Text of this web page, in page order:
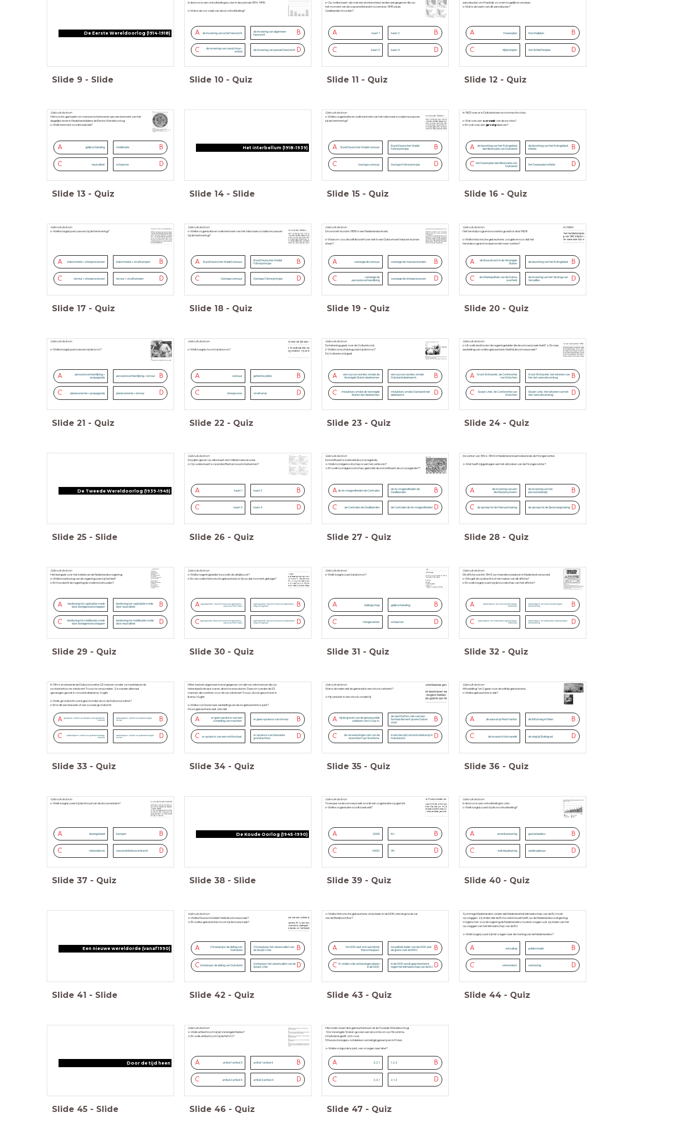
De Eerste Wereldoorlog (1914-1918)
Slide 9 - Slide
In de bron is een ontwikkeling te zien in de periode 1914-1918.
▻Wat is de oorzaak van deze ontwikkeling?
A de invoering van actief kiesrecht B
de invoering van algemeen
kiesrecht
C
de invoering van caoutchouc-
artikel
D
de invoering van passief kiesrecht
Slide 10 - Quiz
▻Op welke kaart zijn met een donkere kleur landen aangegeven die op
hetmoment van de wapenstilstand in november 1918 bij de
Geallieerdenhoorden?
A kaart 1 B
kaart 2
C kaart 3 D
kaart 4
Slide 11 - Quiz
aanvalsplan om Frankrijk zo snel mogelijk te verslaan.
▻Wat is de naam van dit aanvalsplan?
A Dawesplan B
Marshallplan
C Vijfjarenplan D
Von Schlieffenplan
Slide 12 - Quiz
Gebruik de bron
Het bord is gemaakt om mensen te herinneren aan een kenmerk van het
dagelijks leven in Nederland tijdens de Eerste Wereldoorlog.
▻Welk kenmerk wordt bedoeld?
A gelijkschakeling B
mobilisatie
C neutraliteit D
schaarste
Slide 13 - Quiz
Het interbellum (1918-1939)
Slide 14 - Slide
Gebruik de bron
▻Welke organisatie en welk kenmerk van het nationaal-socialisme passen
bij de herinnering?
A Bund Deutscher Mädel censuur B
Bund Deutscher Mädel
Führerprincipe
C Gestapo censuur D
Gestapo Führerprincipe
Slide 15 - Quiz
In 1923 was er in Duitsland een economische crisis.
▻Wat was een oorzaak van deze crisis?
▻En wat was eengevolgdaarvan?
A
de bezetting van het Ruhrgebied
demilitarisatie van Duitsland
B
de bezetting van het Ruhrgebied
inflatie
C
het Dawesplan demilitarisatie van
Duitsland
D
het Dawesplan inflatie
Slide 16 - Quiz
Gebruik de bron
▻Welke begrippen passen bij de herinnering?
A indoctrinatie + showprocessen B
indoctrinatie + strafkampen
C terreur + showprocessen D
terreur + strafkampen
Slide 17 - Quiz
Gebruik de bron
▻Welke organisatie en welk kenmerk van het nationaal-socialisme passen
bij de herinnering?
A Bund Deutscher Mädel censuur B
Bund Deutscher Mädel
Führerprincipe
C Gestapo censuur D
Gestapo Führerprincipe
Slide 18 - Quiz
Gebruik de bron
Deze brief stond in 1938 in een Nederlandse krant.
▻Waarom zou dezelfde brief toen niet in een Duitse krant hebben kunnen
staan?
A vanwege de censuur B
vanwege de massamoorden
C
vanwege de
persoonsverheerlijking
D
vanwege de showprocessen
Slide 19 - Quiz
Gebruik de bron
Het herstelprogramma werkte goed tot eind 1929.
▻Welke historische gebeurtenis zorgde ervoor dat het
herstelprogramma daarna niet meer werkte?
A
de Beurskrach in de Verenigde
Staten
B
de bezetting van het Ruhrgebied
C
de inflatiepolitiek van de Duitse
overheid
D
de invoering van het Verdrag van
Versailles
Slide 20 - Quiz
Gebruik de bron
▻Welke begrippen passen bij de bron?
A
persoonsverheerlijking +
propaganda
B
persoonsverheerlijking + terreur
C planeconomie + propaganda D
planeconomie + terreur
Slide 21 - Quiz
Gebruik de bron
▻Welk begrip hoort bij de bron?
A censuur B
geheime politie
C showproces D
strafkamp
Slide 22 - Quiz
Gebruik de bron
De tekening gaat over de Volkenbond.
▻Welke omschrijving past bij de bron?
De Volkenbond gaat
A
een succes worden, omdat de
Verenigde Staten deelnemen.
B
een succes worden, omdat
Duitsland deelneemt.
C
mislukken, omdat de Verenigde
Staten niet deelnemen.
D
mislukken, omdat Duitsland niet
deelneemt.
Slide 23 - Quiz
Gebruik de bron
▻Uit welk land kwam de regeringsleider die deze toespraak hield? ▻En naar
aanleiding van welke gebeurtenis hield hij deze toespraak?
A
Groot-Brittannië; de Conferentie
van München
B
Groot-Brittannië; het tekenen van
het niet-aanvalsverdrag
C
Sovjet-Unie; de Conferentie van
München
D
Sovjet-Unie; het tekenen van het
niet-aanvalsverdrag
Slide 24 - Quiz
De Tweede Wereldoorlog (1939-1945)
Slide 25 - Slide
Gebruik de bron
De pijlen geven op elke kaart een militaire aanval weer.
▻Op welke kaart is operatie Barbarossa te herkennen?
A kaart 1 B
kaart 2
C kaart 3 D
kaart 4
Slide 26 - Quiz
Gebruik de bron
De briefkaart is bedoeld als propaganda.
▻Welk bondgenootschap is aan het verliezen?
▻En welk bondgenootschap gebruikt deze briefkaart als propaganda??
A de As-mogendheden de Centralen B
de As-mogendheden de
Geallieerden
C de Centralen de Geallieerden D
de Centralen de As-mogendheden
Slide 27 - Quiz
De winter van 1944-1945 in Nederland staat bekend als de Hongerwinter.
▻Wat heeft bijgedragen aan het uitbreken van de Hongerwinter?
A
de invoering van een
distributiesysteem
B
de invoering van het
persoonsbewijs
C de oproep tot de Februaristaking D
de oproep tot de Spoorwegstaking
Slide 28 - Quiz
Gebruik de bron
Het lied gaat over het beleid van de Nederlandse regering.
▻Welke beslissing van de regering past bij het lied?
▻En hoe dacht de regering de vrede te behouden?
A
beslissing tot capitulatie vrede
door bondgenootschappen
B
beslissing tot capitulatie vrede
door neutraliteit
C
beslissing tot mobilisatie vrede
door bondgenootschappen
D
beslissing tot mobilisatie vrede
door neutraliteit
Slide 29 - Quiz
Gebruik de bron
▻Welke regeringsleider bezoekt de uitkijkpost?
▻En van welke historische gebeurtenis is hij op dat moment getuige?
A regeringsleider : Churchill historische gebeurtenis :
aanval op Pearl Harbor
B
regeringsleider: Churchill historische gebeurtenis:
Slag om Engeland
C regeringsleider: Roosevelt historische gebeurtenis :
aanval op Pearl Harbor
D
regeringsleider: Roosevelt historische gebeurtenis:
Slag om Engeland
Slide 30 - Quiz
Gebruik de bron
▻Welk begrip past bij de bron?
A ballingschap B
gelijkschakeling
C Hongerwinter D
schaarste
Slide 31 - Quiz
Gebruik de bron
Dit affiche werd in 1943 op meerdere plaatsen in Nederland verspreid.
▻Wie gaf de opdracht tot het maken van dit affiche?
▻En welk begrip past bij de boodschap van het affiche?
A
opdrachtgever: de Duitse bezetter begrip:
mobilisatie
B
opdrachtgever: de Duitse bezetter begrip:
tewerkstelling
C
opdrachtgever: de Nederlandse regering begrip:
mobilisatie
D
opdrachtgever: de Nederlandse regering begrip:
tewerkstelling
Slide 32 - Quiz
In 1944 arresteerde de Duitse bezetter 23 mannen omdat ze meehielpen de
protestantse verzetskrant Trouw te verspreiden. Ze werden allemaal
gevangen gezet in concentratiekamp Vught.
▻Welk grondrecht werd geschonden door de Duitse bezetter?
▻En is dit een klassiek of een sociaal grondrecht
A
grondrecht: vrijheid van drukpers soort grondrecht:
klassiek
B
opdrachtgever: vrijheid van drukpers begrip:
sociaal
C
opdrachtgever: vrijheid van godsdienst begrip:
klassiek
D
opdrachtgever: vrijheid van godsdienst begrip:
sociaal
Slide 33 - Quiz
Hitler had een algemeen bevel gegeven om alle verzetsmensen die op
heterdaad betrapt waren, direct te executeren. Daarom werden de 23
mannen, die werkten voor de verzetskrant Trouw, dood-geschoten in
Kamp Vught.
▻Welke conclusie naar aanleiding van deze gebeurtenis is juist?
Deze gebeurtenis laat zien dat
▻Welk grondrecht werd geschonden door de Duitse bezetter?
▻En is dit een klassiek of een sociaal grondrecht
A
er geen sprake is van een
scheiding van machten.
B
er geen sprake is van terreur.
C er sprake is van een rechtsstaat. D
er sprake is van klassieke
grondrechten.
Slide 34 - Quiz
Gebruik de bron
Wat is de reden dat de generaal in een shock verkeert?
▻Hij verkeert in een shock omdat hij
A
bij de graven van de gesneuvelde
soldaten van D-Day is.
B
de slachtoffers ziet van een
bombardement op een Duitse
stad.
C
de verwoestingen ziet van de
atoombom op Hiroshima.
D
in een bevrijd concentratiekamp in
Duitsland is.
Slide 35 - Quiz
Gebruik de bron
Afbeelding 1 en 2 gaan over dezelfde gebeurtenis.
▻Welke gebeurtenis is dat?
A de aanval op Pearl Harbor B
de Blitzkrieg in Polen
C de invasie in Normandië D
de slag bij Stalingrad
Slide 36 - Quiz
Gebruik de bron
▻Welk begrip past bij de inhoud van de documentaire?
A dwangarbeid B
kampen
C nationalisme D
soevereiniteitsoverdracht
Slide 37 - Quiz
De Koude Oorlog (1945-1990)
Slide 38 - Slide
Gebruik de bron
Twee jaar na deze toespraak wordt een organisatie opgericht.
▻Welke organisatie wordt bedoeld?
A EGKS B
EU
C NAVO D
VN
Slide 39 - Quiz
Gebruik de bron
In de bron is een ontwikkeling te zien.
▻Welk begrip past bij deze ontwikkeling?
A amerikanisering B
gastarbeiders
C individualisering D
wederopbouw
Slide 40 - Quiz
Een nieuwe wereldorde (vanaf 1990)
Slide 41 - Slide
Gebruik de bron
▻Welke Russische leider hield deze toespraak?
▻En welke gebeurtenis hoort bij de toespraak?
A
Chroesjtsjov de deling van
Duitsland
B
Chroesjtsjov het uiteenvallen van
de Sovjet-Unie
C Gorbatsjov de deling van Duitsland D
Gorbatsjov het uiteenvallen van de
Sovjet-Unie
Slide 42 - Quiz
▻Welke historische gebeurtenis vind plaats in de DDR, niet lang na de val
van de Berlijnse Muur?
A
De DDR sluit zich aan bij het
Warschaupact.
B
De politiek leider van de DDR sluit
de grens met de BRD.
C Er vinden vrije verkiezingen plaats
in de DDR.
D
In de DDR wordt geprotesteerd
tegen het lidmaatschap van de EU.
Slide 43 - Quiz
Sommige Nederlanders vinden dat Nederland het lidmaatschap van de EU moet
opzeggen. Zij vinden dat de EU te veel invloed heeft op de Nederlandse wetgeving.
Volgens hen zou de regering de Nederlanders moeten vragen wat zij vinden van het
opzeggen van het lidmaatschap van de EU.
▻Welk begrip past bij het vragen naar de mening van de Nederlanders?
A ontzuiling B
poldermodel
C referendum D
verkiezing
Slide 44 - Quiz
Door de tijd heen
Slide 45 - Slide
Gebruik de bron
▻Welk artikel hoort bij de Verenigde Naties?
▻En welk artikel hoort bij de NAVO?
A artikel 1 artikel 3 B
artikel 1 artikel 4
C artikel 2 artikel 3 D
artikel 3 artikel 4
Slide 46 - Quiz
Hieronder staan drie gebeurtenissen uit de Tweede Wereldoorlog:
1 De Verenigde Staten gooien een atoombom op Hiroshima.
2 Duitsland geeft zich over.
3 Russische legers ontdekken vernietigingskampen in Polen.
▻Welke volgorde is juist, van vroeger naar later?
A 3, 2, 1 B
1, 2, 3
C 2, 3, 1 D
2, 1, 3
Slide 47 - Quiz